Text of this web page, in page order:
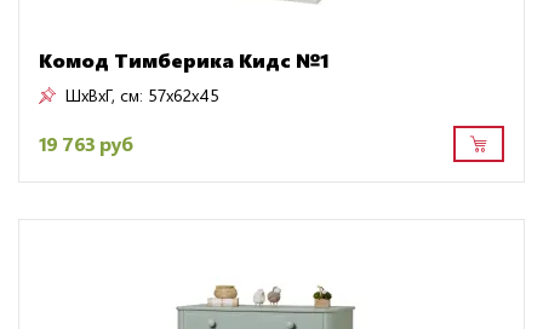
Комод Тимберика Кидс №1
ШxВxГ, см: 57x62x45
19 763 руб